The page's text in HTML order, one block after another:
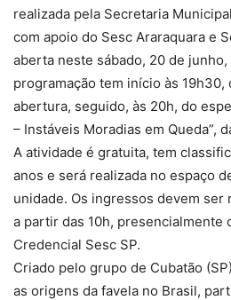
realizada pela Secretaria
com apoio do Sesc Araraquara e
aberta neste sábado, 20 de
programação tem início às 19h30,
abertura, seguido, às 20h, do
– Instáveis Moradias em Queda”,
A atividade é gratuita, tem
anos e será realizada no espaço
unidade. Os ingressos devem
a partir das 10h, presencialmente
Credencial Sesc SP.
Criado pelo grupo de Cubatão
as origens da favela no Brasil,